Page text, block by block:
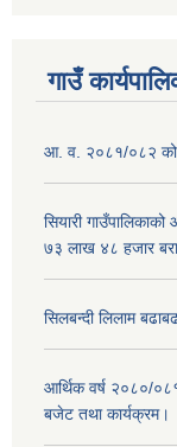
गाउँ
आ. व. २०८१/०८२ को
सियारी
७३ लाख ४८ हजार
सिलबन्दी लिलाम
आर्थिक वर्ष २०८०/०८१
बजेट तथा कार्यक्रम।